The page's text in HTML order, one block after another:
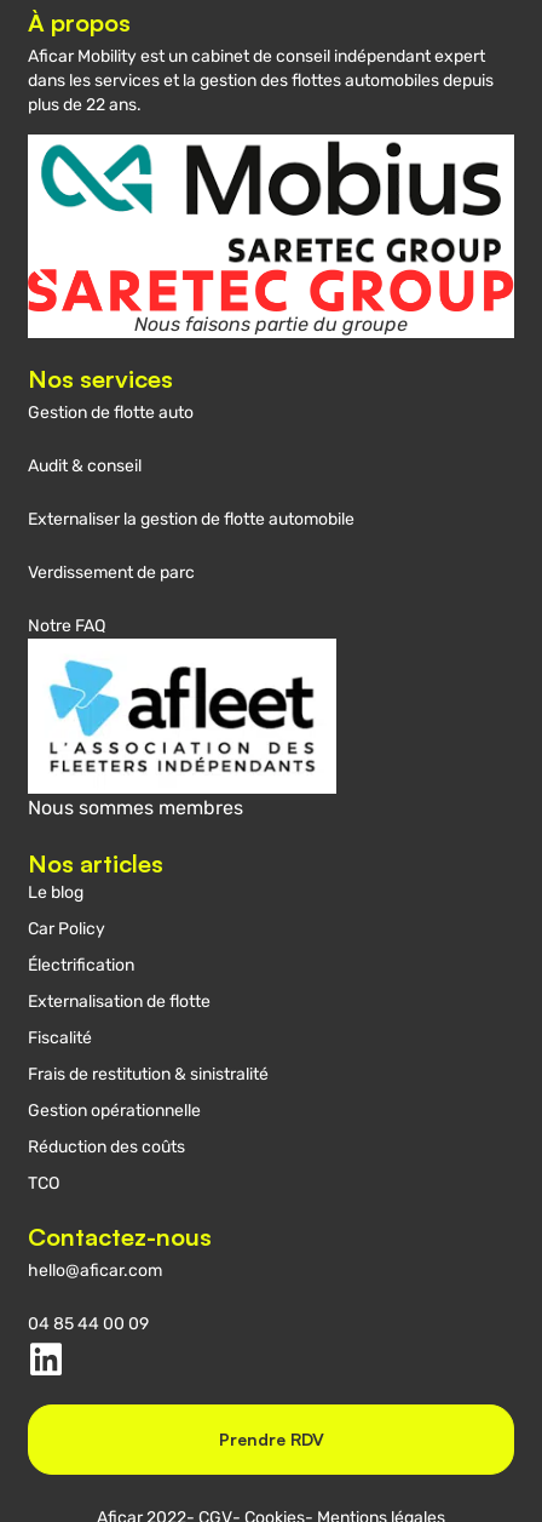
À propos
Aficar Mobility est un cabinet de conseil indépendant expert
dans les services et la gestion des flottes automobiles depuis
plus de 22 ans.
Nous faisons partie du groupe
Nos services
Gestion de flotte auto
Audit & conseil
Externaliser la gestion de flotte automobile
Verdissement de parc
Notre FAQ
Nous sommes membres
Nos articles
Le blog
Car Policy
Électrification
Externalisation de flotte
Fiscalité
Frais de restitution & sinistralité
Gestion opérationnelle
Réduction des coûts
TCO
Contactez-nous
hello@aficar.com
04 85 44 00 09
Prendre RDV
Aficar 2022- CGV- Cookies- Mentions légales